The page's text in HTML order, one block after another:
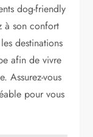
dog-friendly
à son confort
destinations
afin de vivre
Assurez-vous
pour vous